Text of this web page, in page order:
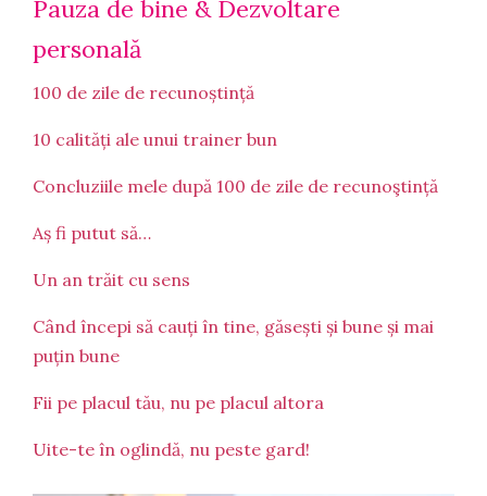
Pauza de bine & Dezvoltare
personală
100 de zile de recunoștință
10 calități ale unui trainer bun
Concluziile mele după 100 de zile de recunoştință
Aș fi putut să…
Un an trăit cu sens
Când începi să cauți în tine, găsești și bune și mai
puțin bune
Fii pe placul tău, nu pe placul altora
Uite-te în oglindă, nu peste gard!